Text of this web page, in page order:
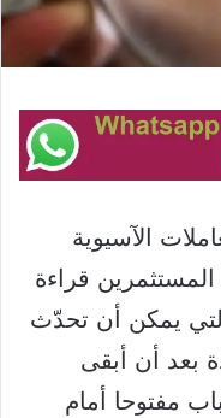
الآسيوية
المستثمرين قراءة
يمكن أن تحدّث
بعد أن أبقى
مفتوحا أمام